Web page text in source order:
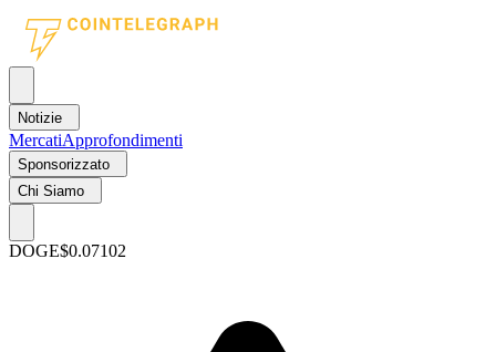
Notizie
MercatiApprofondimenti
Sponsorizzato
Chi Siamo
DOGE$0.07102